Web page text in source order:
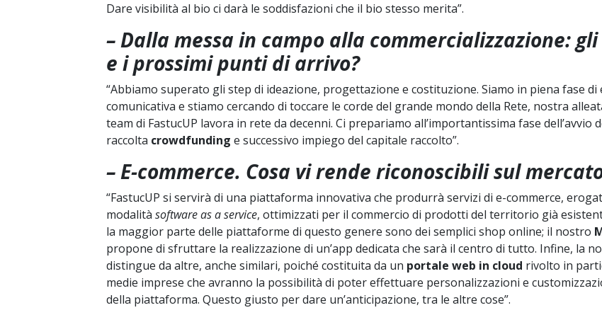
Dare visibilità al bio ci darà le soddisfazioni che il bio stesso merita”.
– Dalla messa in campo alla commercializzazione:
e i prossimi punti di arrivo?
“Abbiamo superato gli step di ideazione, progettazione e costituzione. Siamo in piena fase di
comunicativa e stiamo cercando di toccare le corde del grande mondo della Rete, nostra
team di FastucUP lavora in rete da decenni. Ci prepariamo all’importantissima fase dell’avvio
raccolta crowdfunding e successivo impiego del capitale raccolto”.
– E-commerce. Cosa vi rende riconoscibili sul
“FastucUP si servirà di una piattaforma innovativa che produrrà servizi di e-commerce,
modalità software as a service, ottimizzati per il commercio di prodotti del territorio già
la maggior parte delle piattaforme di questo genere sono dei semplici shop online; il nostro
propone di sfruttare la realizzazione di un’app dedicata che sarà il centro di tutto. Infine, la
distingue da altre, anche similari, poiché costituita da un portale web in cloud rivolto in
medie imprese che avranno la possibilità di poter effettuare personalizzazioni e
della piattaforma. Questo giusto per dare un’anticipazione, tra le altre cose”.